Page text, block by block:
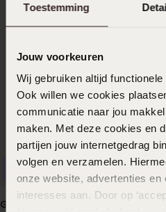
Toestemming
Jouw voorkeuren
Wij gebruiken altijd
Ook willen we cookies
communicatie naar jou
maken. Met deze cookies en
partijen jouw internetgedrag
volgen en verzamelen.
onze website, advertenties en
interesses aan. Door op
Gerecycleerd stainless steel
Duurzamer